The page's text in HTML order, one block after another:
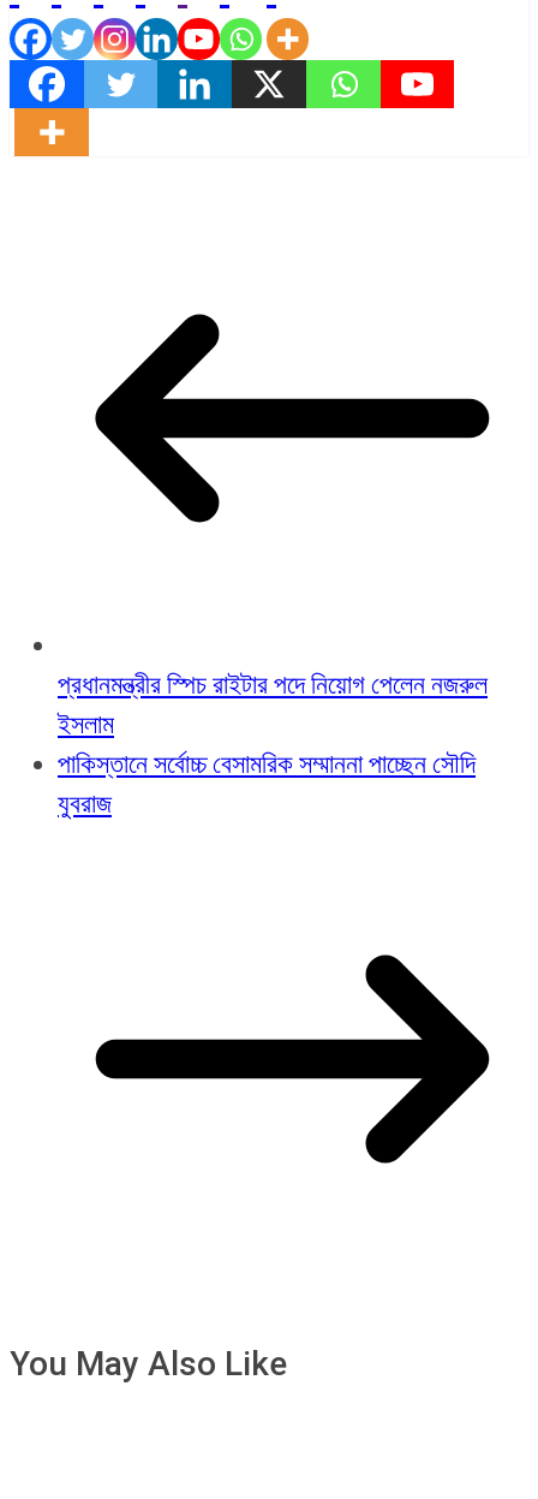
প্রধানমন্ত্রীর স্পিচ রাইটার পদে নিয়োগ পেলেন নজরুল
ইসলাম
পাকিস্তানে সর্বোচ্চ বেসামরিক সম্মাননা পাচ্ছেন সৌদি
যুবরাজ
You May Also Like